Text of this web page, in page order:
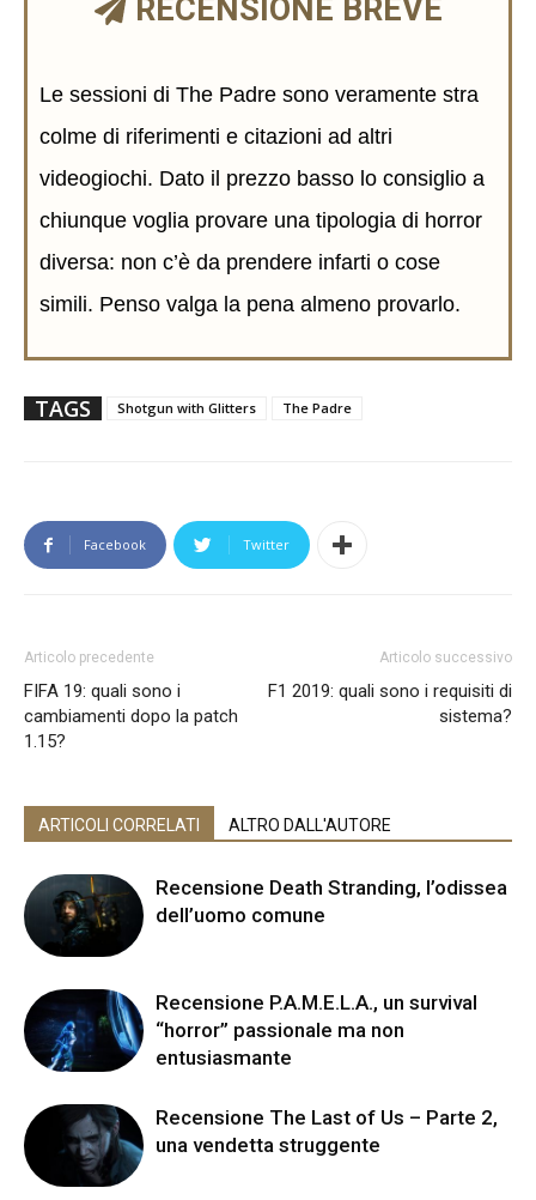
RECENSIONE BREVE
Le sessioni di The Padre sono veramente stra
colme di riferimenti e citazioni ad altri
videogiochi. Dato il prezzo basso lo consiglio a
chiunque voglia provare una tipologia di horror
diversa: non c’è da prendere infarti o cose
simili. Penso valga la pena almeno provarlo.
TAGS Shotgun with Glitters The Padre
Facebook Twitter
Articolo precedente
FIFA 19: quali sono i
cambiamenti dopo la patch
1.15?
Articolo successivo
F1 2019: quali sono i requisiti di
sistema?
ARTICOLI CORRELATI ALTRO DALL'AUTORE
Recensione Death Stranding, l’odissea
dell’uomo comune
Recensione P.A.M.E.L.A., un survival
“horror” passionale ma non
entusiasmante
Recensione The Last of Us – Parte 2,
una vendetta struggente